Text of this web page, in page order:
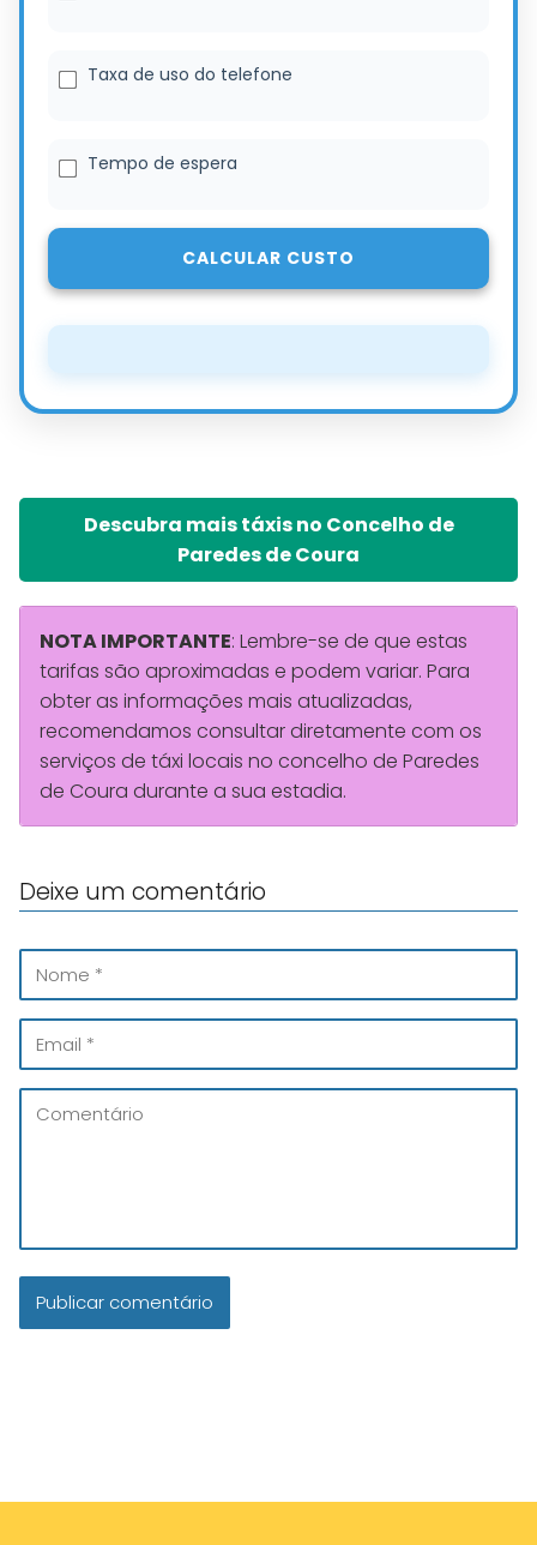
Taxa de uso do telefone
Tempo de espera
CALCULAR CUSTO
Descubra mais táxis no Concelho de
Paredes de Coura
NOTA IMPORTANTE: Lembre-se de que estas
tarifas são aproximadas e podem variar. Para
obter as informações mais atualizadas,
recomendamos consultar diretamente com os
serviços de táxi locais no concelho de Paredes
de Coura durante a sua estadia.
Deixe um comentário